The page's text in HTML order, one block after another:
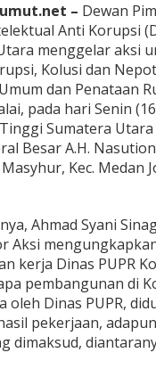
e
l
a
r
A
k
s
i
U
R
a
s
a
D
u
g
a
a
– Dewan
Anti Korupsi
menggelar aksi
Kolusi dan
dan Penataan
pada hari Senin
Sumatera
Besar A.H.
Kec. Medan
Ahmad Syani
Aksi
kerja Dinas PUPR
pembangunan di
oleh Dinas PUPR,
pekerjaan,
dimaksud,